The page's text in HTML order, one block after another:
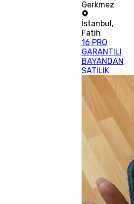
Gerkmez
İstanbul ,
Fatih
16 PRO
GARANTILI
BAYANDAN
SATILIK